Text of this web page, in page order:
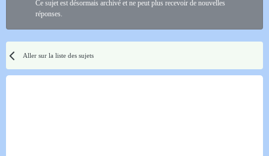
Ce sujet est désormais archivé et ne peut plus recevoir de nouvelles
réponses.
Aller sur la liste des sujets